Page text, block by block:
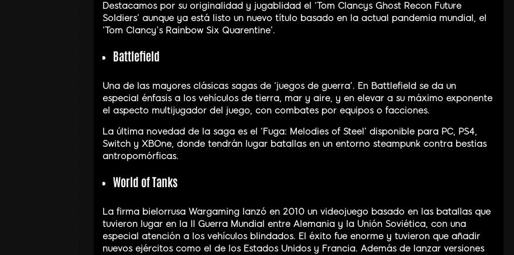
Destacamos por su originalidad y jugablidad el ‘Tom Clancys Ghost Recon Future
Soldiers’ aunque ya está listo un nuevo título basado en la actual pandemia mundial, el
‘Tom Clancy’s Rainbow Six Quarentine’.
Battlefield
Una de las mayores clásicas sagas de ‘juegos de guerra’. En Battlefield se da un
especial énfasis a los vehículos de tierra, mar y aire, y en elevar a su máximo exponente
el aspecto multijugador del juego, con combates por equipos o facciones.
La última novedad de la saga es el ‘Fuga: Melodies of Steel’ disponible para PC, PS4,
Switch y XBOne, donde tendrán lugar batallas en un entorno steampunk contra bestias
antropomórficas.
World of Tanks
La firma bielorrusa Wargaming lanzó en 2010 un videojuego basado en las batallas que
tuvieron lugar en la II Guerra Mundial entre Alemania y la Unión Soviética, con una
especial atención a los vehículos blindados. El éxito fue enorme y tuvieron que añadir
nuevos ejércitos como el de los Estados Unidos y Francia. Además de lanzar versiones